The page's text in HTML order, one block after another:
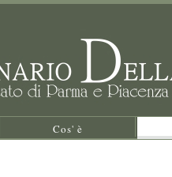
Cos' è